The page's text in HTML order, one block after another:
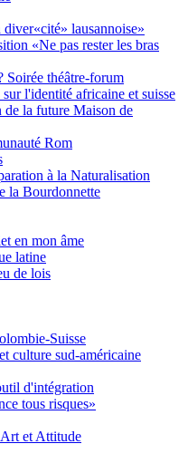
lausannoise»
«Ne pas rester les bras
Soirée théâtre-forum
l'identité africaine et suisse
de la future Maison de
Rom
à la Naturalisation
la Bourdonnette
en mon âme
latine
de lois
Suisse
culture sud-américaine
d'intégration
tous risques»
et Attitude